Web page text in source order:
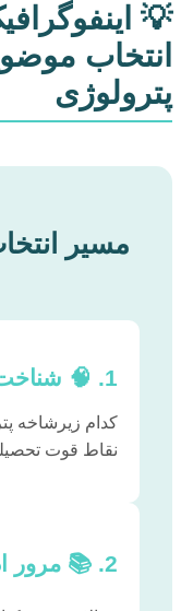
💡
انتخاب
پترولوژی
مسیر
1. 🧠 شناخت علایق و تخصص‌ها
کدام زیرشاخه
نقاط قوت
2. 📚 مرور ادبیات علمی